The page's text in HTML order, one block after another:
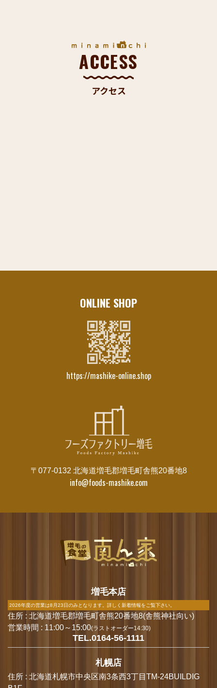
ACCESS
アクセス
ONLINE SHOP
https://mashike-online.shop
〒077-0132 北海道増毛郡増毛町舎熊20番地8
info@foods-mashike.com
増毛本店
2026年度の営業は8月23日のみとなります。詳しく新着情報をご覧下さい。
住所 : 北海道増毛郡増毛町舎熊20番地8(舎熊神社向い)
営業時間 : 11:00～15:00(ラストオーダー14:30)
TEL.0164-56-1111
札幌店
住所 : 北海道札幌市中央区南3条西3丁目TM-24BUILDIG